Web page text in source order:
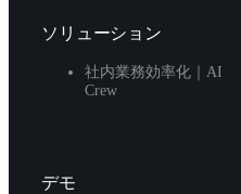
ソリューション
社内業務効率化｜AI
Crew
デモ